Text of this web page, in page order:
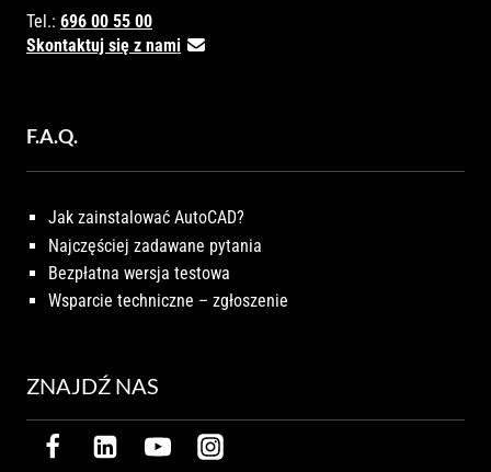
Tel.: 696 00 55 00
Skontaktuj się z nami
F.A.Q.
Jak zainstalować AutoCAD?
Najczęściej zadawane pytania
Bezpłatna wersja testowa
Wsparcie techniczne – zgłoszenie
ZNAJDŹ NAS